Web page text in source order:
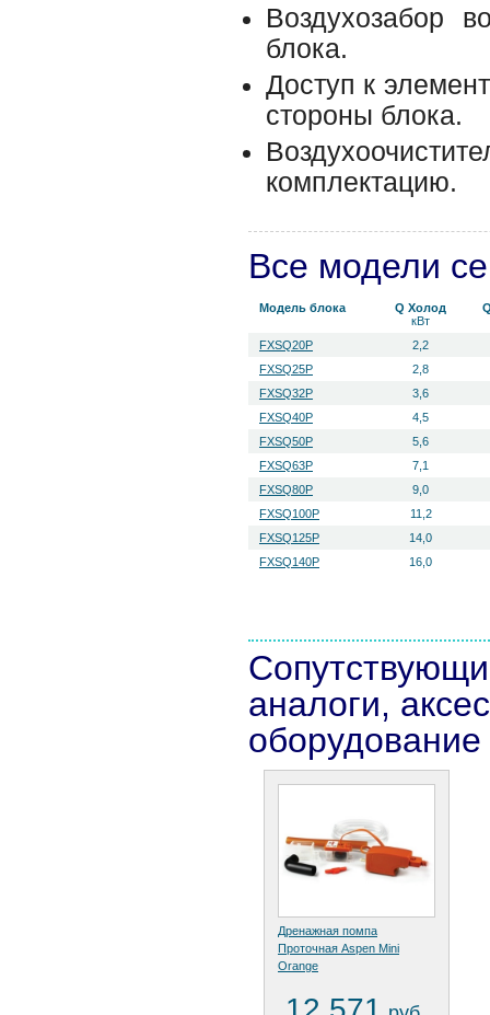
Воздухозабор
блока.
Доступ к
стороны блока.
комплектацию.
Все модели
Модель блока
Q Холод
кВт
FXSQ20P
2,2
FXSQ25P
2,8
FXSQ32Р
3,6
FXSQ40P
4,5
FXSQ50P
5,6
FXSQ63P
7,1
FXSQ80P
9,0
FXSQ100Р
11,2
FXSQ125P
14,0
FXSQ140P
16,0
аналоги,
оборудование
Дренажная помпа
Проточная Aspen Mini
Orange